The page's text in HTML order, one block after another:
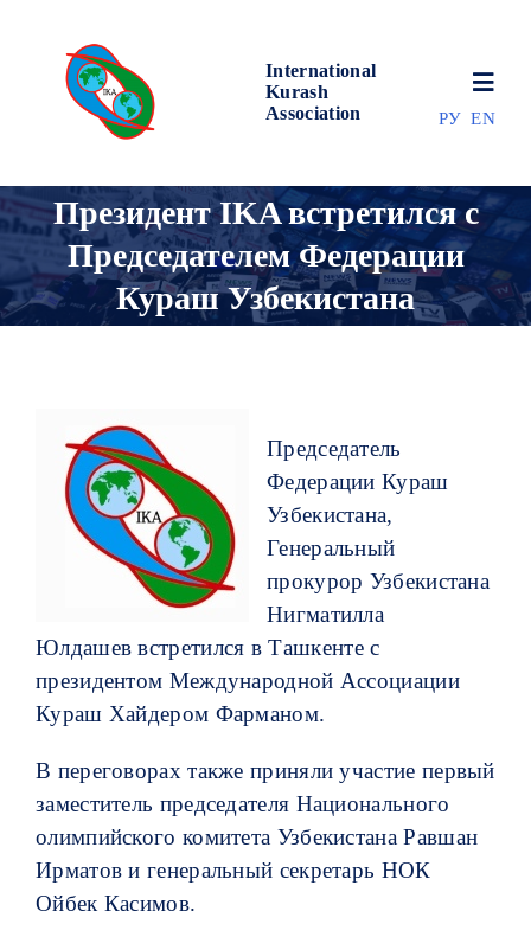
content
International
Kurash
Association
МИР КУРАША
РЕЗУЛЬТАТЫ
РУ EN
Президент IKA встретился с
Председателем Федерации
Кураш Узбекистана
Председатель
Федерации Кураш
Узбекистана,
Генеральный
прокурор Узбекистана
Нигматилла
Юлдашеввстретился в Ташкенте с
президентом Международной Ассоциации
Кураш Хайдером Фарманом.
В переговорах также приняли участие первый
заместитель председателя Национального
олимпийского комитета Узбекистана Равшан
Ирматов и генеральный секретарь НОК
Ойбек Касимов.